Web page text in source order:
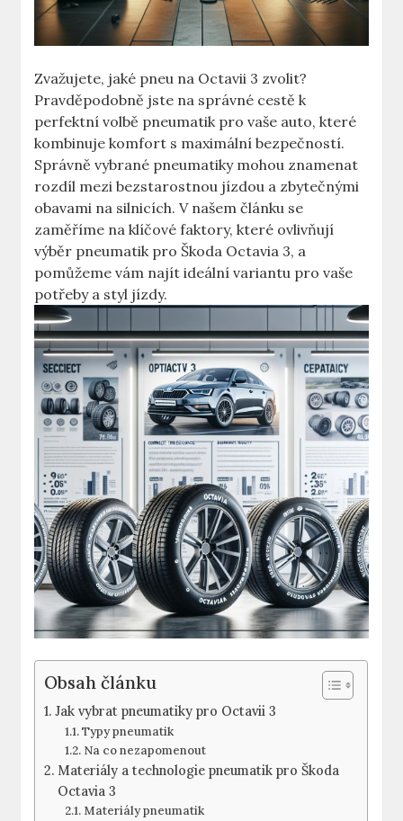
Zvažujete, jaké pneu na Octavii 3 zvolit?
Pravděpodobně jste na správné cestě k
perfektní volbě pneumatik pro vaše auto, které
kombinuje komfort s maximální bezpečností.
Správně vybrané pneumatiky mohou znamenat
rozdíl mezi bezstarostnou jízdou a zbytečnými
obavami na silnicích. V našem článku se
zaměříme na klíčové faktory, které ovlivňují
výběr pneumatik pro Škoda Octavia 3, a
pomůžeme vám najít ideální variantu pro vaše
potřeby a styl jízdy.
Obsah článku
Jak vybrat pneumatiky pro Octavii 3
Typy pneumatik
Na co nezapomenout
Materiály a technologie pneumatik pro Škoda
Octavia 3
Materiály pneumatik